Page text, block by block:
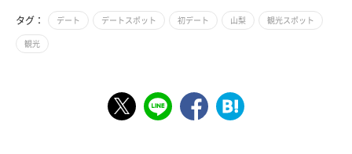
タグ： デート デートスポット 初デート 山梨 観光スポット
観光